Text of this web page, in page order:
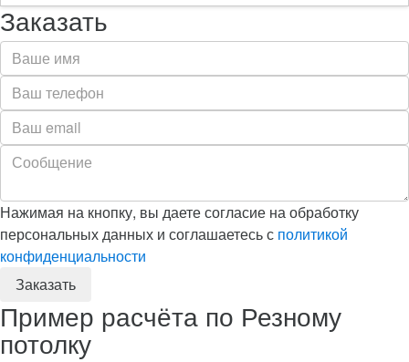
Заказать
Нажимая на кнопку, вы даете согласие на обработку
персональных данных и соглашаетесь с политикой
конфиденциальности
Пример расчёта по Резному
потолку